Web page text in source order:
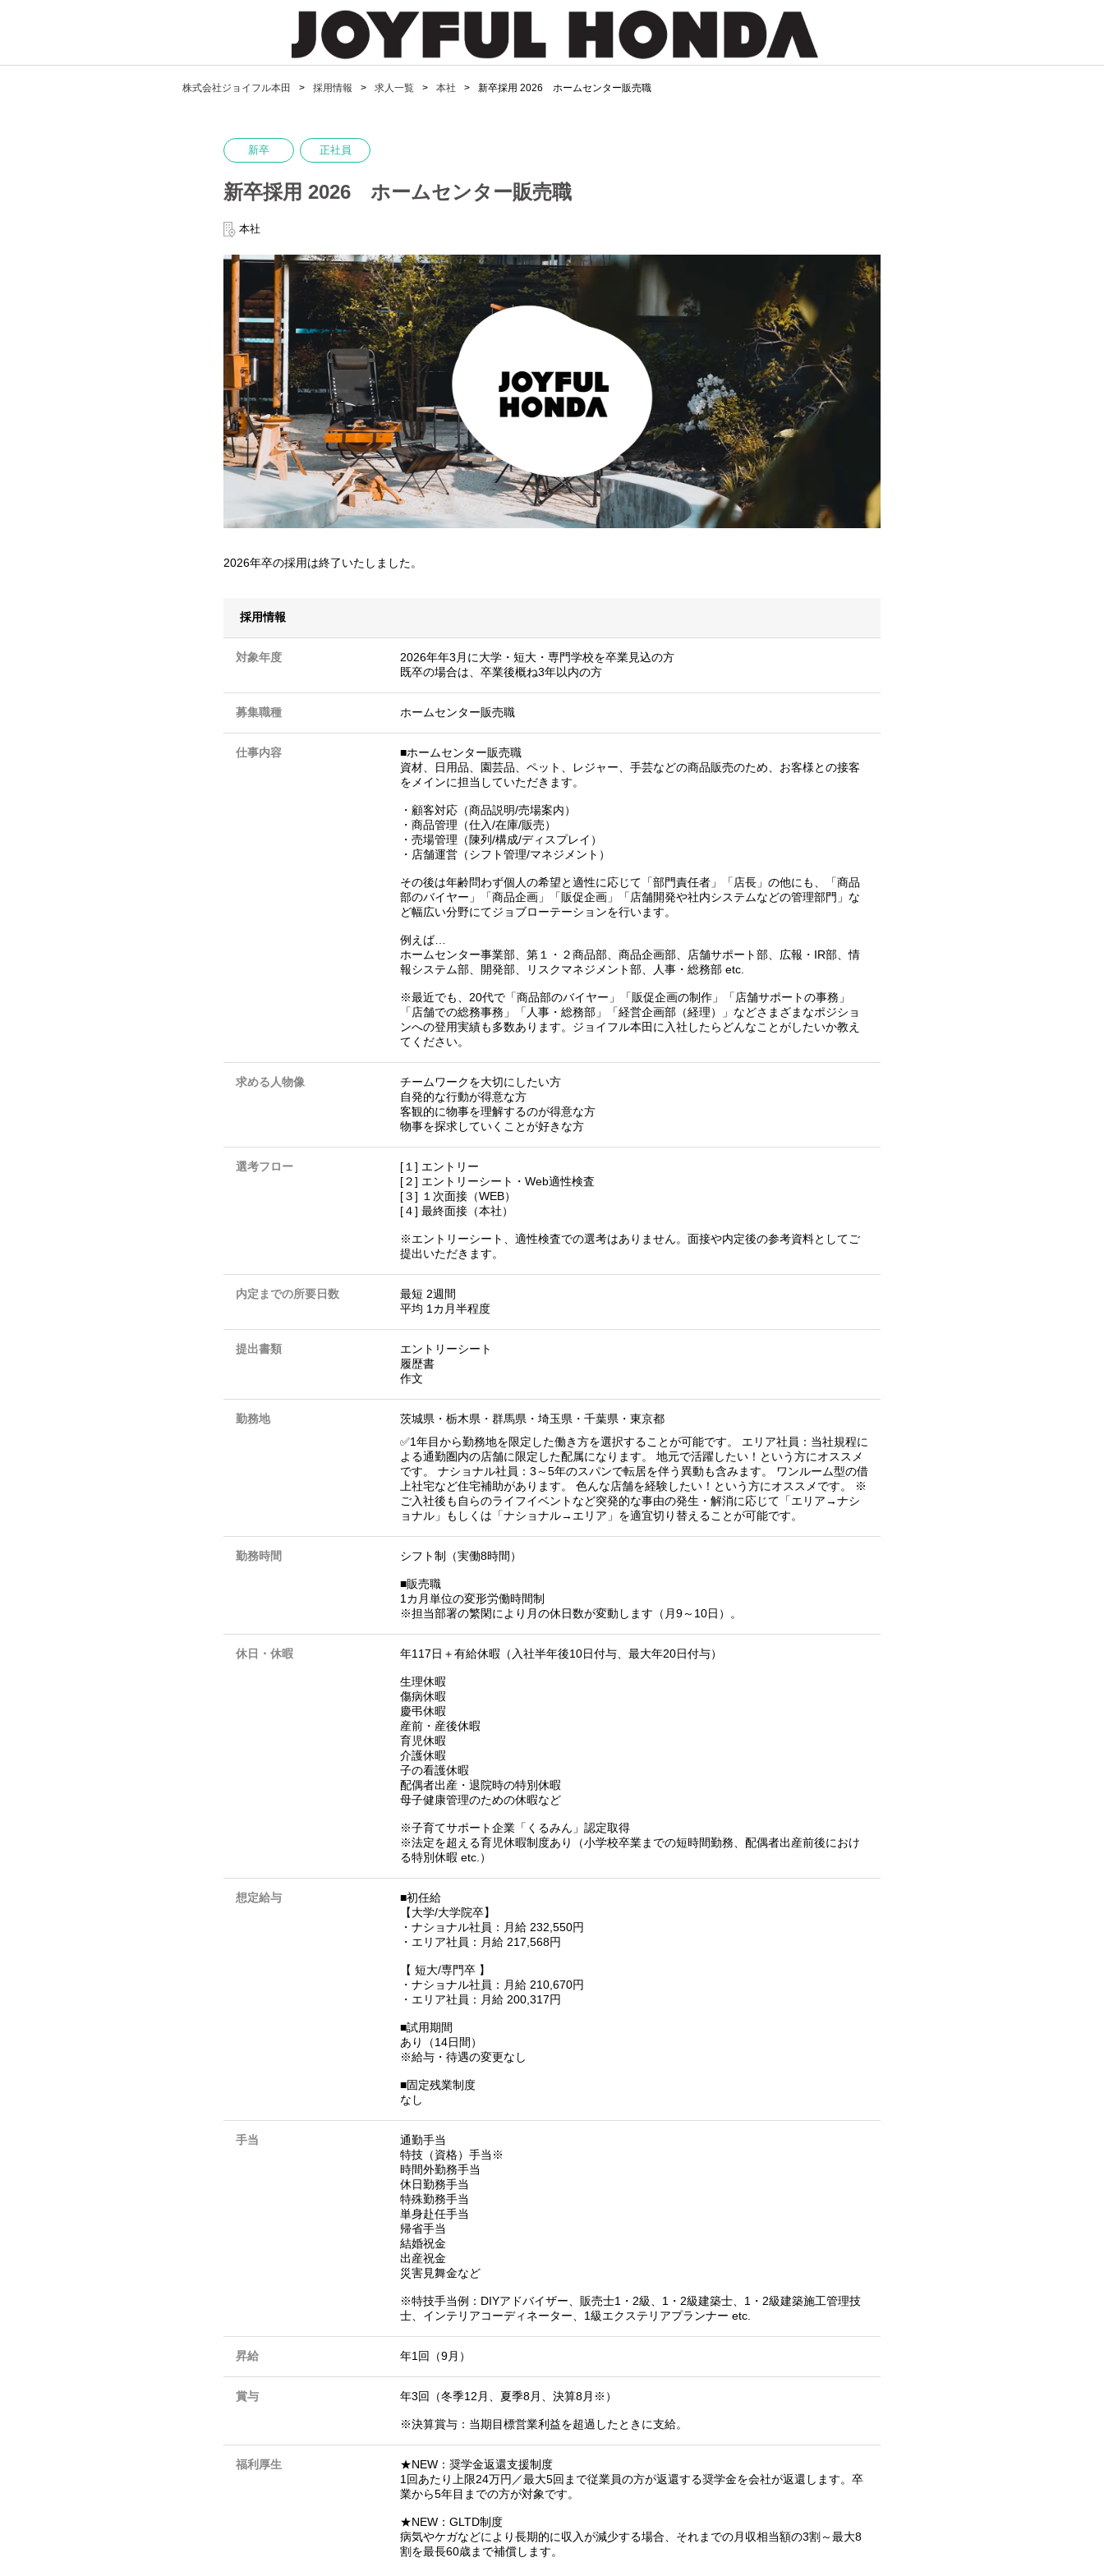
株式会社ジョイフル本田 採用情報 求人一覧 本社 新卒採用 2026 ホームセンター販売職
新卒 正社員
新卒採用 2026 ホームセンター販売職
本社
2026年卒の採用は終了いたしました。
採用情報
対象年度
2026年年3月に大学・短大・専門学校を卒業見込の方
既卒の場合は、卒業後概ね3年以内の方
募集職種 ホームセンター販売職
仕事内容
■ホームセンター販売職
資材、日用品、園芸品、ペット、レジャー、手芸などの商品販売のため、お客様との接客
をメインに担当していただきます。
・顧客対応（商品説明/売場案内）
・商品管理（仕入/在庫/販売）
・売場管理（陳列/構成/ディスプレイ）
・店舗運営（シフト管理/マネジメント）
その後は年齢問わず個人の希望と適性に応じて「部門責任者」「店長」の他にも、「商品
部のバイヤー」「商品企画」「販促企画」「店舗開発や社内システムなどの管理部門」な
ど幅広い分野にてジョブローテーションを行います。
例えば…
ホームセンター事業部、第１・２商品部、商品企画部、店舗サポート部、広報・IR部、情
報システム部、開発部、リスクマネジメント部、人事・総務部 etc.
※最近でも、20代で「商品部のバイヤー」「販促企画の制作」「店舗サポートの事務」
「店舗での総務事務」「人事・総務部」「経営企画部（経理）」などさまざまなポジショ
ンへの登用実績も多数あります。ジョイフル本田に入社したらどんなことがしたいか教え
てください。
求める人物像
チームワークを大切にしたい方
自発的な行動が得意な方
客観的に物事を理解するのが得意な方
物事を探求していくことが好きな方
選考フロー
[１] エントリー
[２] エントリーシート・Web適性検査
[３] １次面接（WEB）
[４] 最終面接（本社）
※エントリーシート、適性検査での選考はありません。面接や内定後の参考資料としてご
提出いただきます。
内定までの所要日数
最短 2週間
平均 1カ月半程度
提出書類
エントリーシート
履歴書
作文
勤務地 茨城県 ・ 栃木県 ・ 群馬県 ・ 埼玉県 ・ 千葉県 ・ 東京都
✅1年目から勤務地を限定した働き方を選択することが可能です。 エリア社員：当社規程に
よる通勤圏内の店舗に限定した配属になります。 地元で活躍したい！という方にオススメ
です。 ナショナル社員：3～5年のスパンで転居を伴う異動も含みます。 ワンルーム型の借
上社宅など住宅補助があります。 色んな店舗を経験したい！という方にオススメです。 ※
ご入社後も自らのライフイベントなど突発的な事由の発生・解消に応じて「エリア→ナシ
ョナル」もしくは「ナショナル→エリア」を適宜切り替えることが可能です。
勤務時間 シフト制（実働8時間）
■販売職
1カ月単位の変形労働時間制
※担当部署の繁閑により月の休日数が変動します（月9～10日）。
休日・休暇 年117日＋有給休暇（入社半年後10日付与、最大年20日付与）
生理休暇
傷病休暇
慶弔休暇
産前・産後休暇
育児休暇
介護休暇
子の看護休暇
配偶者出産・退院時の特別休暇
母子健康管理のための休暇など
※子育てサポート企業「くるみん」認定取得
※法定を超える育児休暇制度あり（小学校卒業までの短時間勤務、配偶者出産前後におけ
る特別休暇 etc.）
想定給与
■初任給
【大学/大学院卒】
・ナショナル社員：月給 232,550円
・エリア社員：月給 217,568円
【 短大/専門卒 】
・ナショナル社員：月給 210,670円
・エリア社員：月給 200,317円
■試用期間
あり（14日間）
※給与・待遇の変更なし
■固定残業制度
なし
手当
通勤手当
特技（資格）手当※
時間外勤務手当
休日勤務手当
特殊勤務手当
単身赴任手当
帰省手当
結婚祝金
出産祝金
災害見舞金など
※特技手当例：DIYアドバイザー、販売士1・2級、1・2級建築士、1・2級建築施工管理技
士、インテリアコーディネーター、1級エクステリアプランナー etc.
昇給 年1回（9月）
賞与 年3回（冬季12月、夏季8月、決算8月※）
※決算賞与：当期目標営業利益を超過したときに支給。
福利厚生
★NEW：奨学金返還支援制度
1回あたり上限24万円／最大5回まで従業員の方が返還する奨学金を会社が返還します。卒
業から5年目までの方が対象です。
★NEW：GLTD制度
病気やケガなどにより長期的に収入が減少する場合、それまでの月収相当額の3割～最大8
割を最長60歳まで補償します。